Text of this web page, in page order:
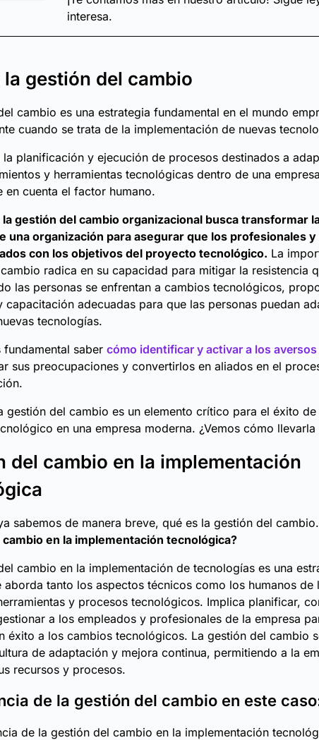
interesa.
la gestión del cambio
cambio es una estrategia fundamental en el mundo
cuando se trata de la implementación de nuevas
la planificación y ejecución de procesos destinados a
y herramientas tecnológicas dentro de una
en cuenta el factor humano.
la gestión del cambio organizacional busca transformar
una organización para asegurar que los profesionales
con los objetivos del proyecto tecnológico. La
radica en su capacidad para mitigar la resistencia
las personas se enfrentan a cambios tecnológicos,
capacitación adecuadas para que las personas puedan
tecnologías.
fundamental saber cómo identificar y activar a los aversos
sus preocupaciones y convertirlos en aliados en el
gestión del cambio es un elemento crítico para el éxito
en una empresa moderna. ¿Vemos cómo llevarla
del cambio en la implementación
sabemos de manera breve, qué es la gestión del
en la implementación tecnológica?
cambio en la implementación de tecnologías es una
aborda tanto los aspectos técnicos como los humanos de
y procesos tecnológicos. Implica planificar,
a los empleados y profesionales de la empresa
éxito a los cambios tecnológicos. La gestión del cambio
de adaptación y mejora continua, permitiendo a la
recursos y procesos.
de la gestión del cambio en este
de la gestión del cambio en la implementación